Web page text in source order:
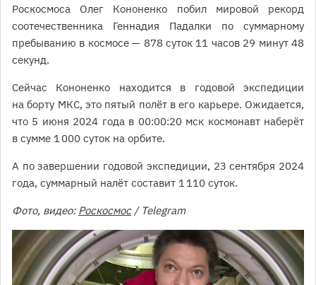
Роскосмоса Олег Кононенко побил мировой рекорд
соотечественника Геннадия Падалки по суммарному
пребыванию в космосе — 878 суток 11 часов 29 минут 48
секунд.
Сейчас Кононенко находится в годовой экспедиции
на борту МКС, это пятый полёт в его карьере. Ожидается,
что 5 июня 2024 года в 00:00:20 мск космонавт наберёт
в сумме 1 000 суток на орбите.
А по завершении годовой экспедиции, 23 сентября 2024
года, суммарный налёт составит 1 110 суток.
Фото, видео: Роскосмос/ Telegram